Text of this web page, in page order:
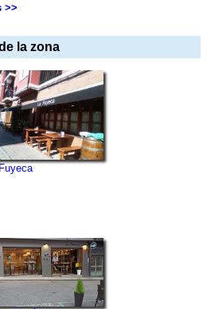
>>
la zona